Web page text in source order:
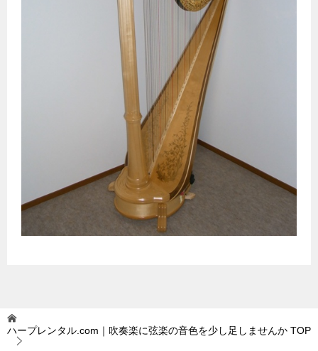
ハープレンタル.com｜吹奏楽に弦楽の音色を少し足しませんか TOP